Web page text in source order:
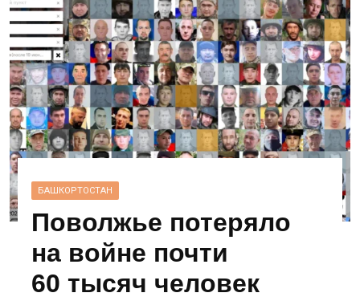
БАШКОРТОСТАН
Поволжье потеряло
на войне почти
60 тысяч человек